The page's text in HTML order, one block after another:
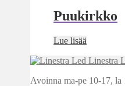
Puukirkko
Lue lisää
Linestra
Avoinna ma-pe 10-17, la